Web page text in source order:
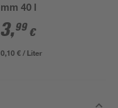
mm 40 l
3,99 €
0,10 € / Liter